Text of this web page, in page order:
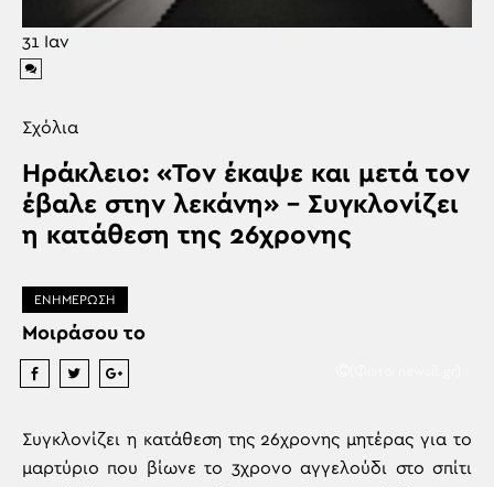
31 Ιαν
Σχόλια
Ηράκλειο: «Τον έκαψε και μετά τον
έβαλε στην λεκάνη» – Συγκλονίζει
η κατάθεση της 26χρονης
ΕΝΗΜΕΡΩΣΗ
Μοιράσου το
Συγκλονίζει η κατάθεση της 26χρονης μητέρας για το
μαρτύριο που βίωνε το 3χρονο αγγελούδι στο σπίτι